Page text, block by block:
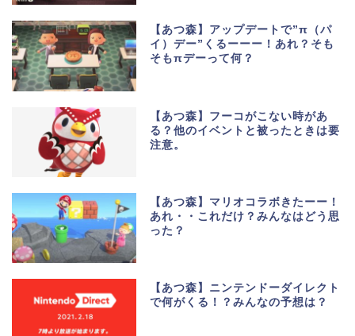
【あつ森】アップデートで”π（パ
イ）デー”くるーーー！あれ？そも
そもπデーって何？
【あつ森】フーコがこない時があ
る？他のイベントと被ったときは要
注意。
【あつ森】マリオコラボきたーー！
あれ・・これだけ？みんなはどう思
った？
【あつ森】ニンテンドーダイレクト
で何がくる！？みんなの予想は？